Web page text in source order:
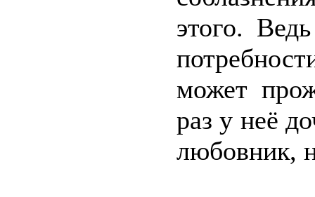
этого.
может
раз у неё
любовник,